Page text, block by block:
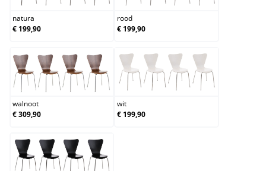
natura
€ 199,90
rood
€ 199,90
walnoot
walnoot
€ 309,90
wit
wit
€ 199,90
zwart